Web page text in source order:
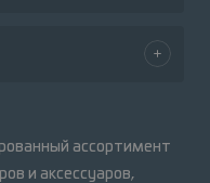
ассортимент
и аксессуаров,